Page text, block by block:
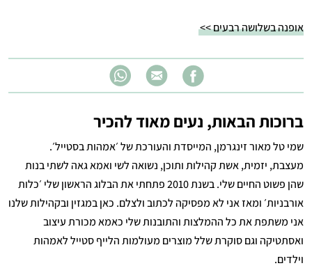
אופנה בשלושה רבעים >>
ברוכות הבאות, נעים מאוד להכיר
שמי טל מאור זינגרמן, המייסדת והעורכת של ׳אמהות בסטייל׳.
מעצבת, יזמית, אשת קהילות ותוכן, נשואה לשי ואמא גאה לשתי בנות
שהן פשוט החיים שלי. בשנת 2010 פתחתי את הבלוג הראשון שלי ׳כלות
אורבניות׳ ומאז אני לא מפסיקה לכתוב ולצלם. כאן במגזין ובקהילות שלנו
אני משתפת את כל ההמלצות והתובנות שלי כאמא מכורת עיצוב
ואסתטיקה וגם סוקרת שלל מוצרים מעולמות הלייף סטייל לאמהות
וילדים.